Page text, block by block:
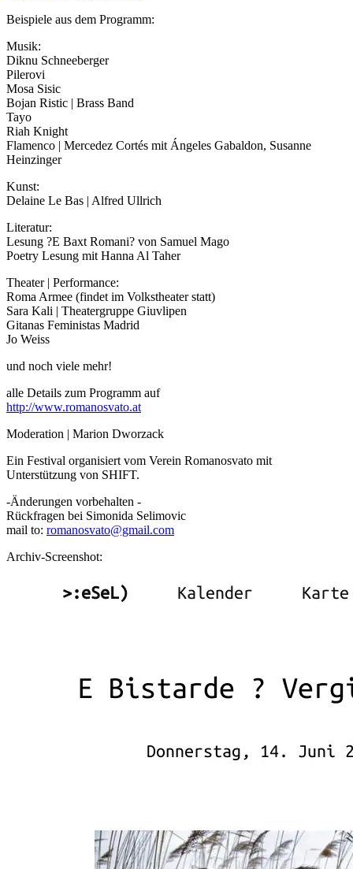
Beispiele aus dem Programm:
Musik:
Diknu Schneeberger
Pilerovi
Mosa Sisic
Bojan Ristic | Brass Band
Tayo
Riah Knight
Flamenco | Mercedez Cortés mit Ángeles Gabaldon, Susanne
Heinzinger
Kunst:
Delaine Le Bas | Alfred Ullrich
Literatur:
Lesung ?E Baxt Romani? von Samuel Mago
Poetry Lesung mit Hanna Al Taher
Theater | Performance:
Roma Armee (findet im Volkstheater statt)
Sara Kali | Theatergruppe Giuvlipen
Gitanas Feministas Madrid
Jo Weiss
und noch viele mehr!
alle Details zum Programm auf
http://www.romanosvato.at
Moderation | Marion Dworzack
Ein Festival organisiert vom Verein Romanosvato mit
Unterstützung von SHIFT.
-Änderungen vorbehalten -
Rückfragen bei Simonida Selimovic
mail to: romanosvato@gmail.com
Archiv-Screenshot: